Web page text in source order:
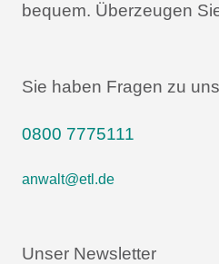
bequem. Überzeugen
Sie haben Fragen zu
0800 7775111
anwalt@etl.de
Unser Newsletter